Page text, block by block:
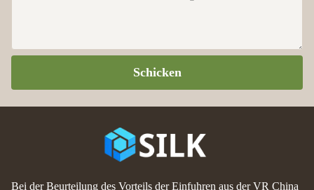
Schicken
Bei der Beurteilung des Vorteils der Einfuhren aus der VR China